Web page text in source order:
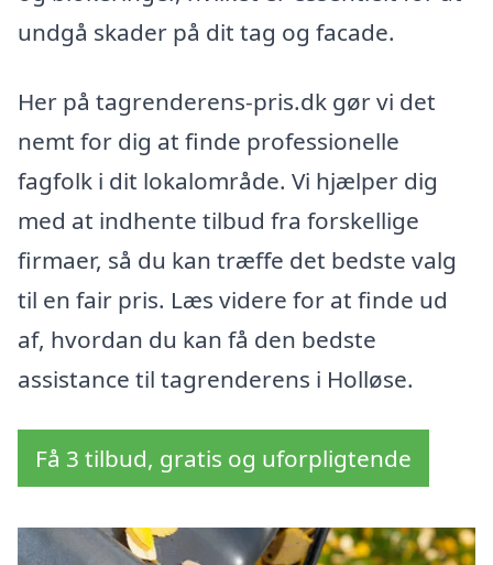
undgå skader på dit tag og facade.
Her på tagrenderens-pris.dk gør vi det
nemt for dig at finde professionelle
fagfolk i dit lokalområde. Vi hjælper dig
med at indhente tilbud fra forskellige
firmaer, så du kan træffe det bedste valg
til en fair pris. Læs videre for at finde ud
af, hvordan du kan få den bedste
assistance til tagrenderens i Holløse.
Få 3 tilbud, gratis og uforpligtende